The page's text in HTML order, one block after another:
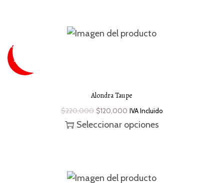
SUPER
-43 %
Alondra Taupe
$220,000 $120,000 IVA Incluido
Seleccionar opciones